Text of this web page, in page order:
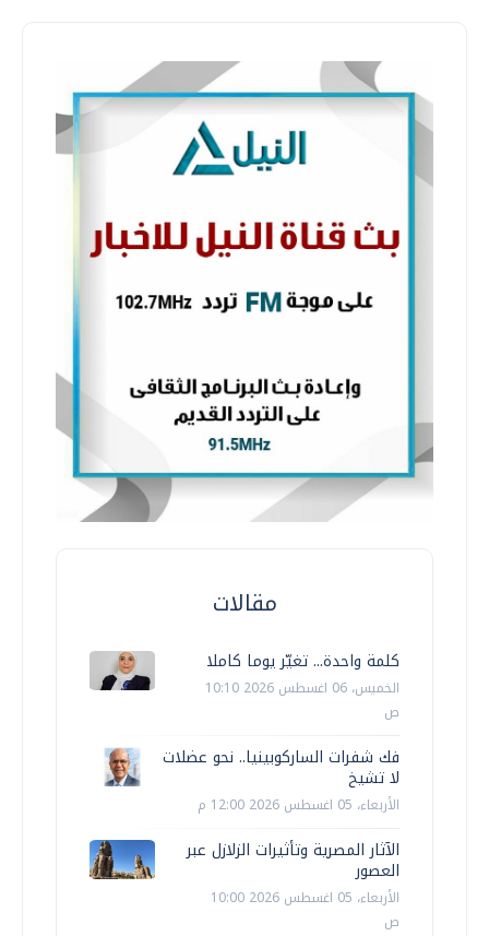
مقالات
كلمة واحدة... تغيّر يوما كاملا
الخميس، 06 اغسطس 2026 10:10
ص
فك شفرات الساركوبينيا.. نحو عضلات
لا تشيخ
الأربعاء، 05 اغسطس 2026 12:00 م
الآثار المصرية وتأثيرات الزلازل عبر
العصور
الأربعاء، 05 اغسطس 2026 10:00
ص